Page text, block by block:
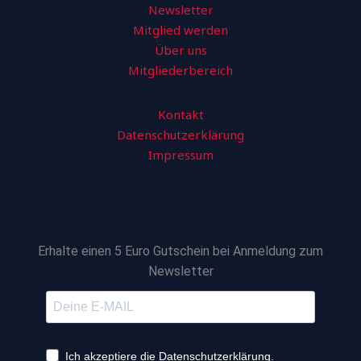
Newsletter
Mitglied werden
Über uns
Mitgliederbereich
Kontakt
Datenschutzerklärung
Impressum
Erhalte einen 5 Euro Gutschein bei Anmeldung zum
Newsletter
Ich akzeptiere die Datenschutzerklärung.